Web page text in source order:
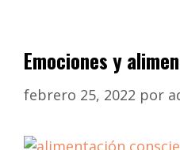
Emociones y
febrero 25, 2022 por